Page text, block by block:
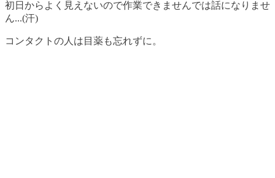
初日からよく見えないので作業できませんでは話になりませ
ん...(汗)
コンタクトの人は目薬も忘れずに。